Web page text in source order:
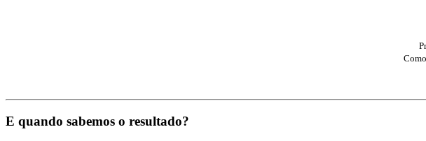
E quando sabemos o resultado?